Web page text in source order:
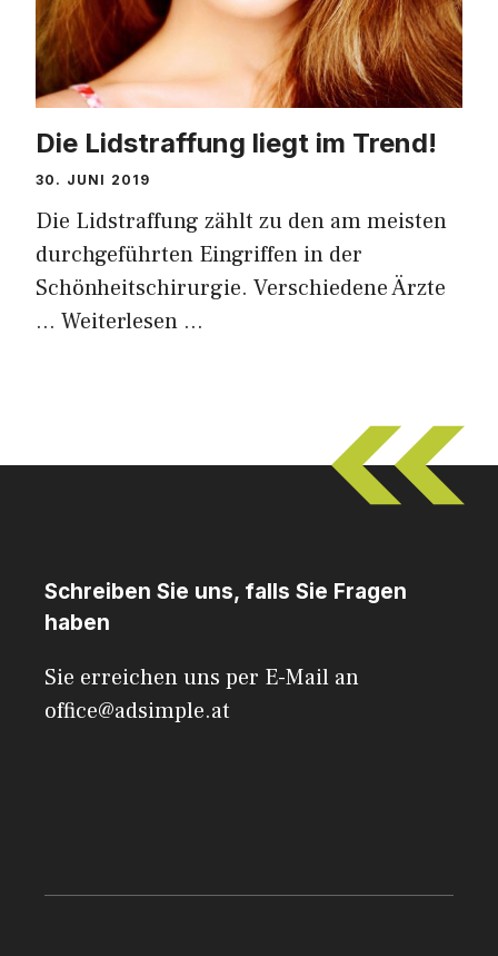
Die Lidstraffung liegt im Trend!
30. JUNI 2019
Die Lidstraffung zählt zu den am meisten
durchgeführten Eingriffen in der
Schönheitschirurgie. Verschiedene Ärzte
… Weiterlesen …
Schreiben Sie uns, falls Sie Fragen
haben
Sie erreichen uns per E-Mail an
office@adsimple.at